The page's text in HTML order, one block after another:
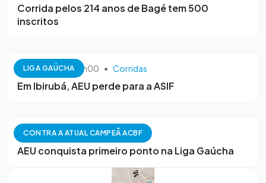
Corrida pelos 214 anos de Bagé tem 500
inscritos
LIGA GAÚCHA
24 de julho às 00h00 • Corridas
Em Ibirubá, AEU perde para a ASIF
CONTRA A ATUAL CAMPEÃ ACBF
5 de julho às 16h40 • Corridas
AEU conquista primeiro ponto na Liga Gaúcha